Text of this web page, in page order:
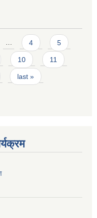
… 4 5
10 11
last »